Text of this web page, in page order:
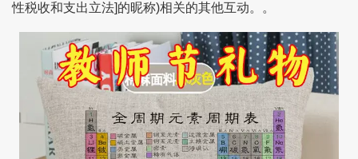
性税收和支出立法]的昵称)相关的其他互动。。